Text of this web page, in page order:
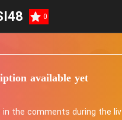
0
available yet
the comments during the liv